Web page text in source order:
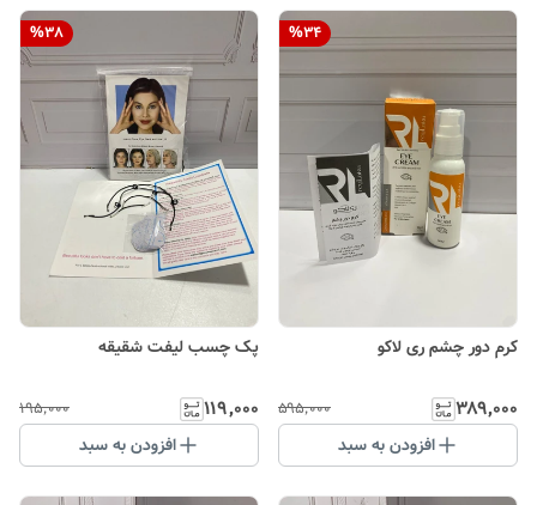
%34
کرم دور چشم ری لاکو
۳۸۹٬۰۰۰ ۵۹۵٬۰۰۰
افزودن به سبد
%38
پک چسب لیفت شقیقه
۱۱۹٬۰۰۰ ۱۹۵٬۰۰۰
افزودن به سبد